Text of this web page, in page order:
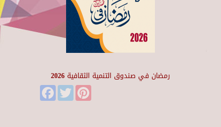
رمضان في صندوق التنمية الثقافية 2026
FacebookTwitter